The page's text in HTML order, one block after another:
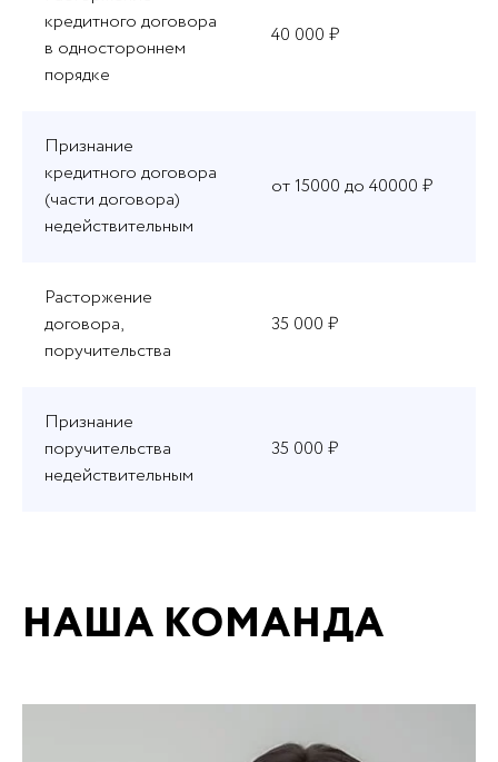
кредитного договора
в одностороннем
порядке
40 000 ₽
Признание
кредитного договора
(части договора)
недействительным
от 15000 до 40000 ₽
Расторжение
договора,
поручительства
35 000 ₽
Признание
поручительства
недействительным
35 000 ₽
НАША КОМАНДА